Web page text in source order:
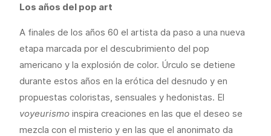
Los años del pop art
A finales de los años 60 el artista da paso a una nueva
etapa marcada por el descubrimiento del pop
americano y la explosión de color. Úrculo se detiene
durante estos años en la erótica del desnudo y en
propuestas coloristas, sensuales y hedonistas. El
voyeurismo inspira creaciones en las que el deseo se
mezcla con el misterio y en las que el anonimato da